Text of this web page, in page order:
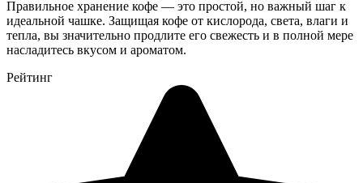
Правильное хранение кофе — это простой, но важный шаг к
идеальной чашке. Защищая кофе от кислорода, света, влаги и
тепла, вы значительно продлите его свежесть и в полной мере
насладитесь вкусом и ароматом.
Рейтинг